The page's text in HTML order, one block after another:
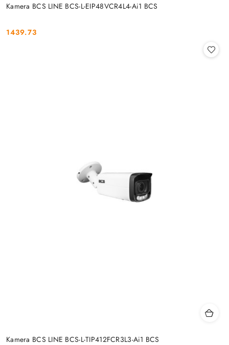
Kamera BCS LINE BCS-L-EIP48VCR4L4-Ai1 BCS
Cena:
1439.73
Kamera BCS LINE BCS-L-TIP412FCR3L3-Ai1 BCS